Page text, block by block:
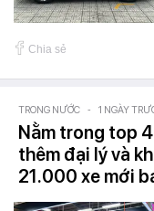
Chia sẻ
TRONG NƯỚC - 1 NGÀY
Nằm trong top
thêm đại lý và
21.000 xe mới